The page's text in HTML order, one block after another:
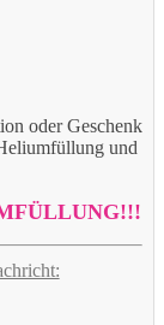
oder Geschenk
und